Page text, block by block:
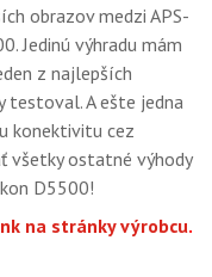
obrazov medzi APS-
Jedinú výhradu mám
z najlepších
testoval. A ešte jedna
konektivitu cez
všetky ostatné výhody
D5500!
na stránky výrobcu.